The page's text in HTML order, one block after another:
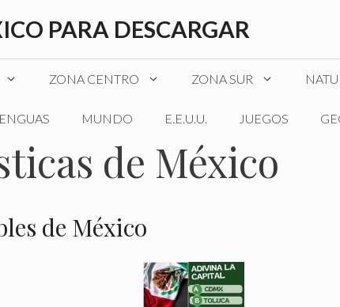
PARA DESCARGAR
ZONA CENTRO ZONA SUR
MUNDO E.E.U.U. JUEGOS
de México
de México